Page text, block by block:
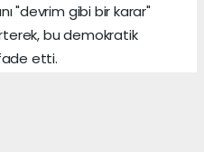
"devrim gibi bir karar"
bu demokratik
etti.